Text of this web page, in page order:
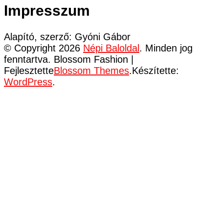
Impresszum
Alapító, szerző: Gyóni Gábor
© Copyright 2026 Népi Baloldal . Minden jog
fenntartva. Blossom Fashion |
FejlesztetteBlossom Themes.Készítette:
WordPress.